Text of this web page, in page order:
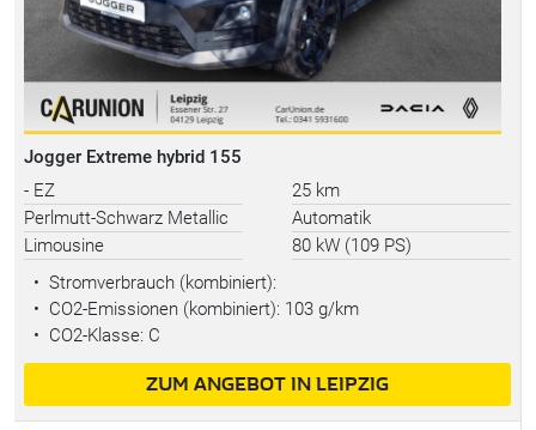
Jogger Extreme hybrid 155
- EZ
25 km
Perlmutt-Schwarz Metallic
Automatik
Limousine
80 kW (109 PS)
• Stromverbrauch (kombiniert):
• CO2-Emissionen (kombiniert): 103 g/km
• CO2-Klasse: C
ZUM ANGEBOT IN LEIPZIG